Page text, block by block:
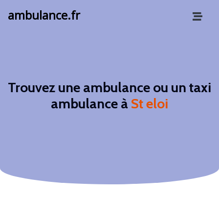
ambulance.fr
Trouvez une ambulance ou un taxi
ambulance à St eloi